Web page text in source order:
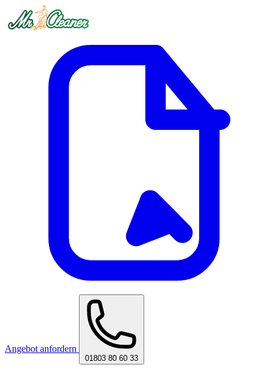
Angebot anfordern
01803 80 60 33